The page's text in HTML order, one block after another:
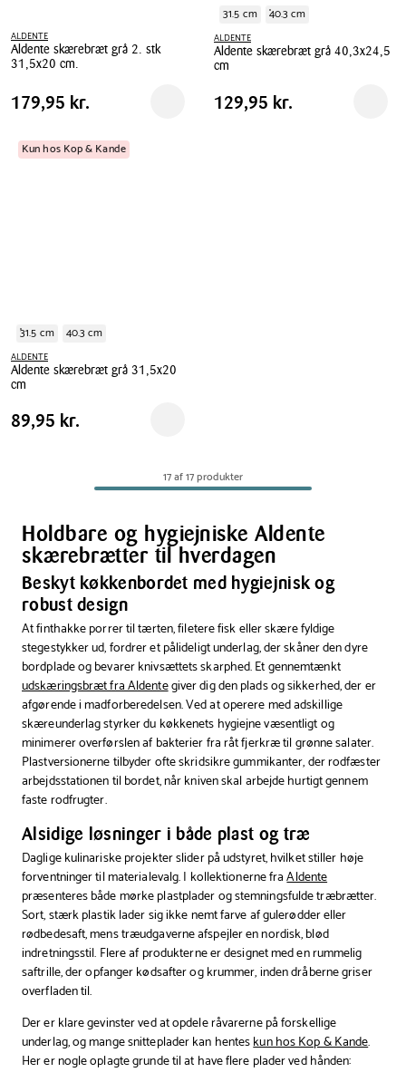
ALDENTE
Aldente skærebræt grå 2. stk
31,5x20 cm.
skærebræt
2.
Pris
Pris 179,95 kr.
179,95 kr. Reservér i butik
31.5 cm 40.3 cm
ALDENTE
Aldente skærebræt grå 40,3x24,5
cm
Aldente
skærebræt
Pris
Pris 129,95 kr.
129,95 kr.
Kun hos Kop & Kande
31.5 cm 40.3 cm
ALDENTE
Aldente skærebræt grå 31,5x20
cm
Aldente
skærebræt
Pris
Pris 89,95 kr.
89,95 kr.
17 af 17 produkter
Holdbare og hygiejniske Aldente
skærebrætter til hverdagen
Beskyt køkkenbordet med hygiejnisk og
robust design
At finthakke porrer til tærten, filetere fisk eller skære fyldige
stegestykker ud, fordrer et pålideligt underlag, der skåner den dyre
bordplade og bevarer knivsættets skarphed. Et gennemtænkt
udskæringsbræt fra Aldentegiver dig den plads og sikkerhed, der er
afgørende i madforberedelsen. Ved at operere med adskillige
skæreunderlag styrker du køkkenets hygiejne væsentligt og
minimerer overførslen af bakterier fra råt fjerkræ til grønne salater.
Plastversionerne tilbyder ofte skridsikre gummikanter, der rodfæster
arbejdsstationen til bordet, når kniven skal arbejde hurtigt gennem
faste rodfrugter.
Alsidige løsninger i både plast og træ
Daglige kulinariske projekter slider på udstyret, hvilket stiller høje
forventninger til materialevalg. I kollektionerne fraAldente
præsenteres både mørke plastplader og stemningsfulde træbrætter.
Sort, stærk plastik lader sig ikke nemt farve af gulerødder eller
rødbedesaft, mens træudgaverne afspejler en nordisk, blød
indretningsstil. Flere af produkterne er designet med en rummelig
saftrille, der opfanger kødsafter og krummer, inden dråberne griser
overfladen til.
Der er klare gevinster ved at opdele råvarerne på forskellige
underlag, og mange snitteplader kan henteskun hos Kop & Kande.
Her er nogle oplagte grunde til at have flere plader ved hånden: